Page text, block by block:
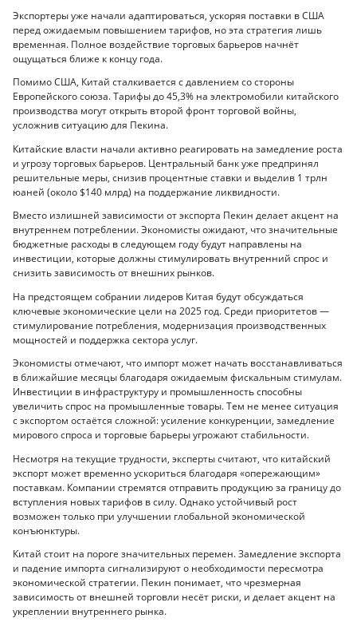
Экспортеры уже начали адаптироваться, ускоряя поставки в США
перед ожидаемым повышением тарифов, но эта стратегия лишь
временная. Полное воздействие торговых барьеров начнёт
ощущаться ближе к концу года.
Помимо США, Китай сталкивается с давлением со стороны
Европейского союза. Тарифы до 45,3% на электромобили китайского
производства могут открыть второй фронт торговой войны,
усложнив ситуацию для Пекина.
Китайские власти начали активно реагировать на замедление роста
и угрозу торговых барьеров. Центральный банк уже предпринял
решительные меры, снизив процентные ставки и выделив 1 трлн
юаней (около $140 млрд) на поддержание ликвидности.
Вместо излишней зависимости от экспорта Пекин делает акцент на
внутреннем потреблении. Экономисты ожидают, что значительные
бюджетные расходы в следующем году будут направлены на
инвестиции, которые должны стимулировать внутренний спрос и
снизить зависимость от внешних рынков.
На предстоящем собрании лидеров Китая будут обсуждаться
ключевые экономические цели на 2025 год. Среди приоритетов —
стимулирование потребления, модернизация производственных
мощностей и поддержка сектора услуг.
Экономисты отмечают, что импорт может начать восстанавливаться
в ближайшие месяцы благодаря ожидаемым фискальным стимулам.
Инвестиции в инфраструктуру и промышленность способны
увеличить спрос на промышленные товары. Тем не менее ситуация
с экспортом остаётся сложной: усиление конкуренции, замедление
мирового спроса и торговые барьеры угрожают стабильности.
Несмотря на текущие трудности, эксперты считают, что китайский
экспорт может временно ускориться благодаря «опережающим»
поставкам. Компании стремятся отправить продукцию за границу до
вступления новых тарифов в силу. Однако устойчивый рост
возможен только при улучшении глобальной экономической
конъюнктуры.
Китай стоит на пороге значительных перемен. Замедление экспорта
и падение импорта сигнализируют о необходимости пересмотра
экономической стратегии. Пекин понимает, что чрезмерная
зависимость от внешней торговли несёт риски, и делает акцент на
укреплении внутреннего рынка.